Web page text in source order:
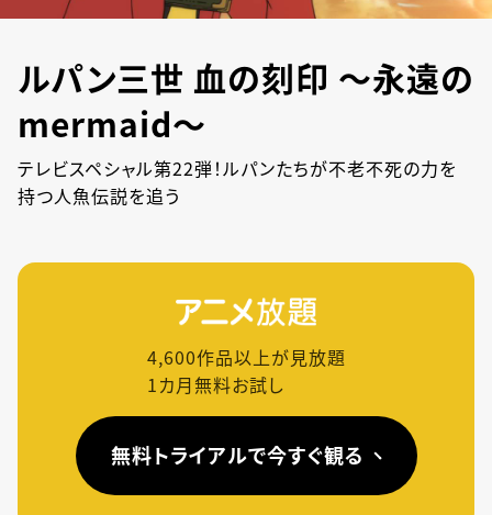
ルパン三世 血の刻印 ～永遠の
mermaid～
テレビスペシャル第22弾！ルパンたちが不老不死の力を
持つ人魚伝説を追う
4,600作品以上が見放題
1カ月無料お試し
無料トライアルで今すぐ観る